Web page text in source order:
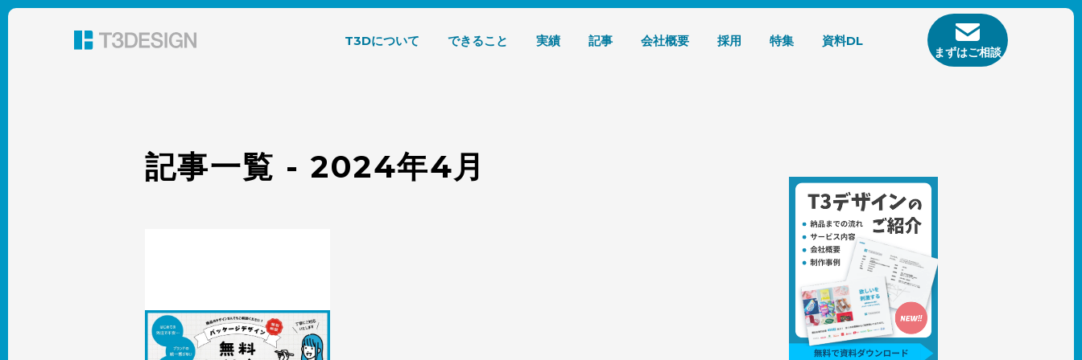
東京都渋谷のパッケージデザイン・グラフィックデザイン 株式会社T3デザイン
T3Dについて できること 実績 記事 会社概要 採用 特集 資料DL
まずはご相談
記事一覧 - 2024年4月
パッケージデザイン無料相談窓口｜新
商品パッケージやパッケージデザイン